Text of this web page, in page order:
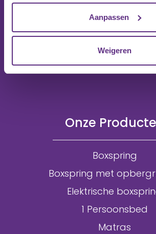
Aanpassen
Weigeren
Onze
Boxspring
Boxspring met
Elektrische
1 Persoonsbed
Matras